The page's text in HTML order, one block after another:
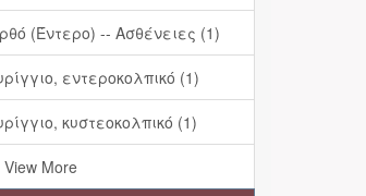
(Έντερο) -- Ασθένειες (1)
εντεροκολπικό (1)
κυστεοκολπικό (1)
View More